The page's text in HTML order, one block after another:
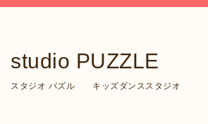
studio PUZZLE
スタジオ パズル キッズダンススタジオ